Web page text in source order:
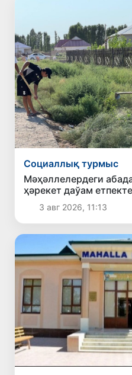
Социаллық турмыс
Мәҳәллелердеги
ҳәрекет даўам етпекте
3 авг 2026, 11:13